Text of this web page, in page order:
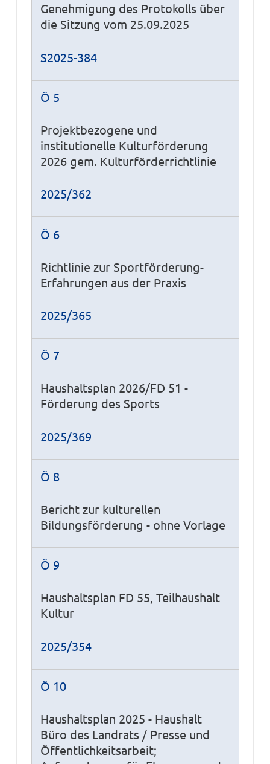
Genehmigung des Protokolls über
die Sitzung vom 25.09.2025
S2025-384
Ö 5
Projektbezogene und
institutionelle Kulturförderung
2026 gem. Kulturförderrichtlinie
2025/362
Ö 6
Richtlinie zur Sportförderung-
Erfahrungen aus der Praxis
2025/365
Ö 7
Haushaltsplan 2026/FD 51 -
Förderung des Sports
2025/369
Ö 8
Bericht zur kulturellen
Bildungsförderung - ohne Vorlage
Ö 9
Haushaltsplan FD 55, Teilhaushalt
Kultur
2025/354
Ö 10
Haushaltsplan 2025 - Haushalt
Büro des Landrats / Presse und
Öffentlichkeitsarbeit;